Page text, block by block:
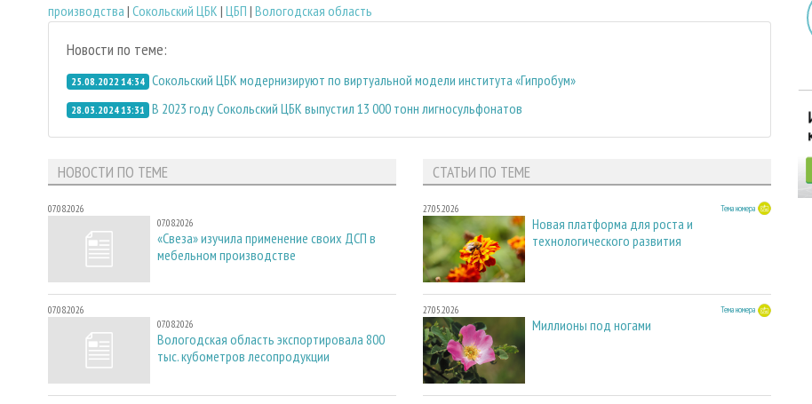
производства | Сокольский ЦБК | ЦБП | Вологодская область
Новости по теме:
25.08.2022 14:34 Сокольский ЦБК модернизируют по виртуальной модели института «Гипробум»
28.03.2024 13:31 В 2023 году Сокольский ЦБК выпустил 13 000 тонн лигносульфонатов
НОВОСТИ ПО ТЕМЕ
07.08.2026
07.08.2026
«Свеза» изучила применение своих ДСП в
мебельном производстве
07.08.2026
07.08.2026
Вологодская область экспортировала 800
тыс. кубометров лесопродукции
СТАТЬИ ПО ТЕМЕ
27.05.2026 Тема номера
Новая платформа для роста и
технологического развития
27.05.2026 Тема номера
Миллионы под ногами